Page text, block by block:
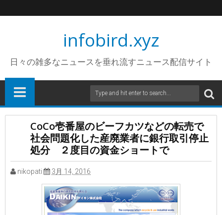
infobird.xyz
日々の雑多なニュースを垂れ流すニュース配信サイト
CoCo壱番屋のビーフカツなどの転売で
社会問題化した産廃業者に銀行取引停止
処分 ２度目の資金ショートで
nikopati 3月 14, 2016